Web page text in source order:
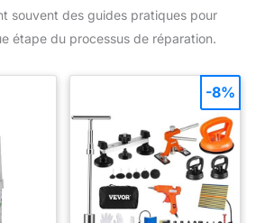
souvent des guides pratiques pour
étape du processus de réparation.
-8%